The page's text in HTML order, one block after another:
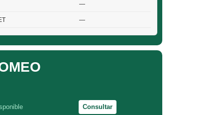
—
—
Consultar